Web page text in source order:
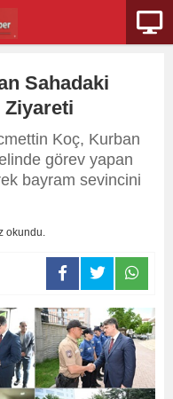
Sahadaki
Ziyareti
Koç, Kurban
görev yapan
bayram sevincini
okundu.